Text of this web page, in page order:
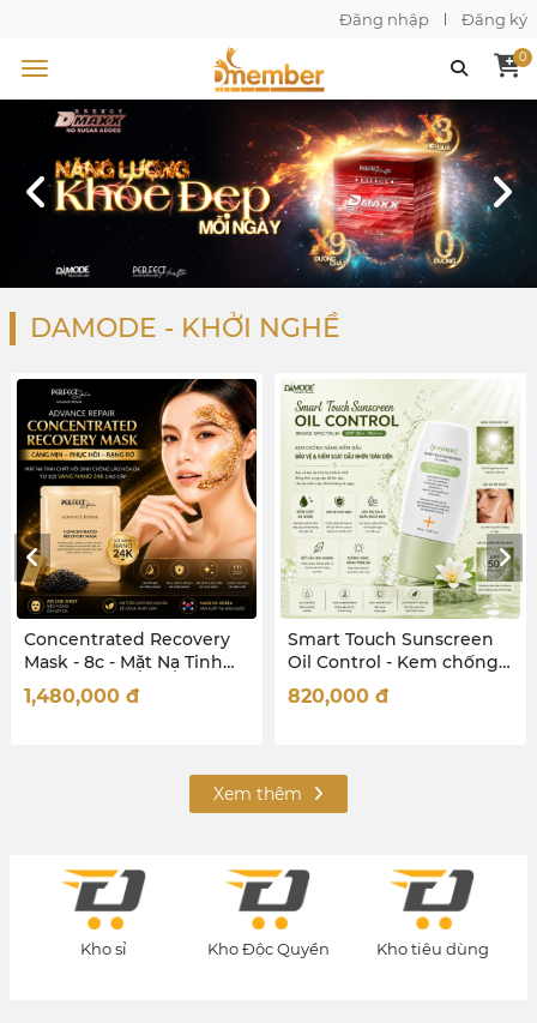
Đăng nhập Đăng ký
0
DAMODE - KHỞI NGHỀ
Recovery
- 8c - Mặt Nạ Tinh
Cô Đặc, Tái Sinh,
Hồi dađ
Smart Touch Sunscreen
Oil Control - Kem chống
nắng Da dầu mụn hỗn
820,000đ
Xem thêm
Kho sỉ Kho Độc Quyền Kho tiêu dùng